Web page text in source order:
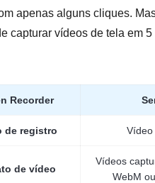
apenas alguns cliques.
capturar vídeos de tela em
Recorder
de registro Vídeo
de vídeo
Vídeos
WebM